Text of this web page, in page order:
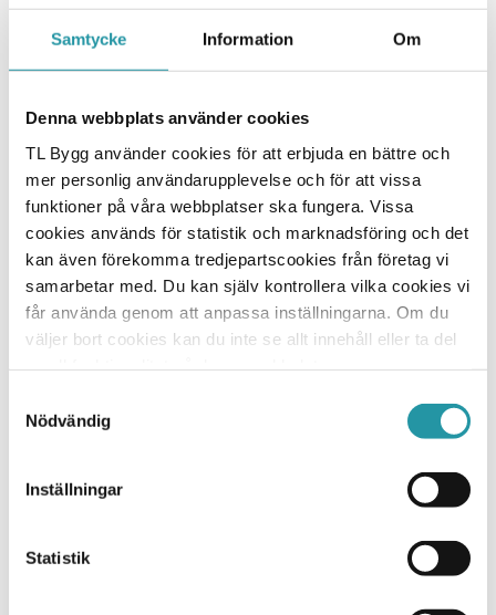
Samtycke Information Om
Denna webbplats använder cookies
TL Bygg använder cookies för att erbjuda en bättre och
mer personlig användarupplevelse och för att vissa
funktioner på våra webbplatser ska fungera. Vissa
cookies används för statistik och marknadsföring och det
kan även förekomma tredjepartscookies från företag vi
samarbetar med. Du kan själv kontrollera vilka cookies vi
får använda genom att anpassa inställningarna. Om du
väljer bort cookies kan du inte se allt innehåll eller ta del
Nödvändig
Inställningar
Statistik
Exempel projekt
Genomförda
Gränby Parkhus 1
på uppdrag av Atrium Ljungberg.